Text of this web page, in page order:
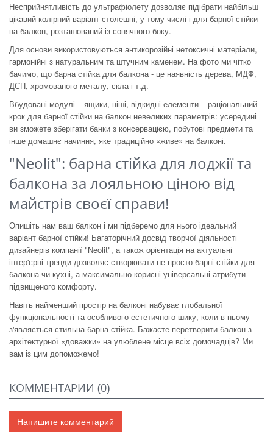
Несприйнятливість до ультрафіолету дозволяє підібрати найбільш
цікавий колірний варіант столешні, у тому числі і для барної стійки
на балкон, розташований із сонячного боку.
Для основи використовуються антикорозійні нетоксичні матеріали,
гармонійні з натуральним та штучним каменем. На фото ми чітко
бачимо, що барна стійка для балкона - це наявність дерева, МДФ,
ДСП, хромованого металу, скла і т.д.
Вбудовані модулі – ящики, ніші, відкидні елементи – раціональний
крок для барної стійки на балкон невеликих параметрів: усередині
ви зможете зберігати банки з консервацією, побутові предмети та
інше домашнє начиння, яке традиційно «живе» на балконі.
"Neolit": барна стійка для лоджії та
балкона за лояльною ціною від
майстрів своєї справи!
Опишіть нам ваш балкон і ми підберемо для нього ідеальний
варіант барної стійки! Багаторічний досвід творчої діяльності
дизайнерів компанії "Neolit", а також орієнтація на актуальні
інтер'єрні тренди дозволяє створювати не просто барні стійки для
балкона чи кухні, а максимально корисні універсальні атрибути
підвищеного комфорту.
Навіть найменший простір на балконі набуває глобальної
функціональності та особливого естетичного шику, коли в ньому
з'являється стильна барна стійка. Бажаєте перетворити балкон з
архітектурної «доважки» на улюблене місце всіх домочадців? Ми
вам із цим допоможемо!
КОММЕНТАРИИ (0)
Напишите комментарий